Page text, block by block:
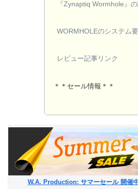
『Zynaptiq Wormhole』
WORMHOLEのシステム
レビュー記事リンク
＊＊セール情報＊＊
W.A. Production: サマーセール 開催中